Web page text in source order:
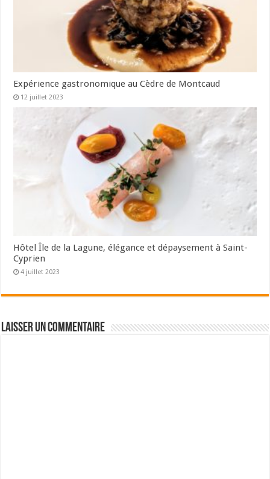
Expérience gastronomique au Cèdre de Montcaud
12 juillet 2023
Hôtel Île de la Lagune, élégance et dépaysement à Saint-
Cyprien
4 juillet 2023
Laisser un commentaire